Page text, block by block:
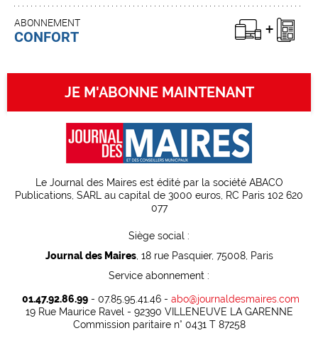
ABONNEMENT
CONFORT
JE M'ABONNE MAINTENANT
Le Journal des Maires est édité par la société ABACO
Publications, SARL au capital de 3000 euros, RC Paris 102 620
077
Siège social :
Journal des Maires, 18 rue Pasquier, 75008, Paris
Service abonnement :
01.47.92.86.99- 07.85.95.41.46 - abo@journaldesmaires.com
19 Rue Maurice Ravel - 92390 VILLENEUVE LA GARENNE
Commission paritaire n° 0431 T 87258